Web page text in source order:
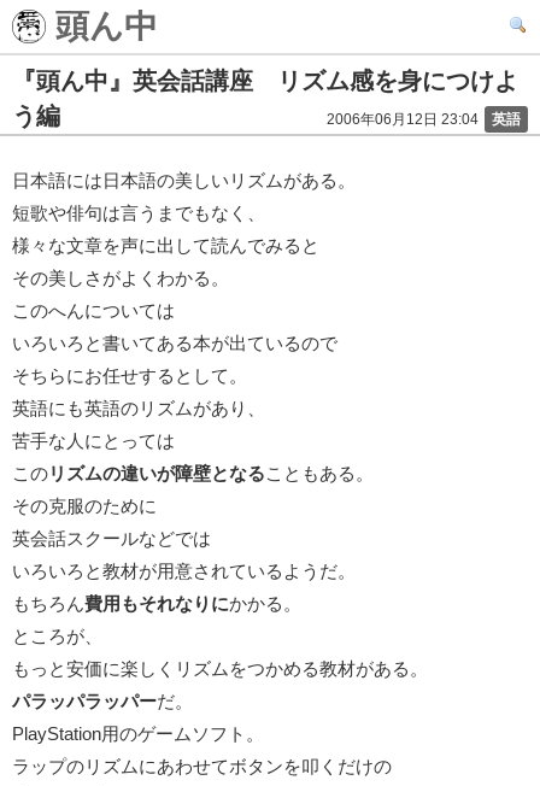
頭ん中
『頭ん中』英会話講座 リズム感を身につけよ
う編
2006年06月12日 23:04 英語
日本語には日本語の美しいリズムがある。
短歌や俳句は言うまでもなく、
様々な文章を声に出して読んでみると
その美しさがよくわかる。
このへんについては
いろいろと書いてある本が出ているので
そちらにお任せするとして。
英語にも英語のリズムがあり、
苦手な人にとっては
このリズムの違いが障壁となることもある。
その克服のために
英会話スクールなどでは
いろいろと教材が用意されているようだ。
もちろん費用もそれなりにかかる。
ところが、
もっと安価に楽しくリズムをつかめる教材がある。
パラッパラッパーだ。
PlayStation用のゲームソフト。
ラップのリズムにあわせてボタンを叩くだけの